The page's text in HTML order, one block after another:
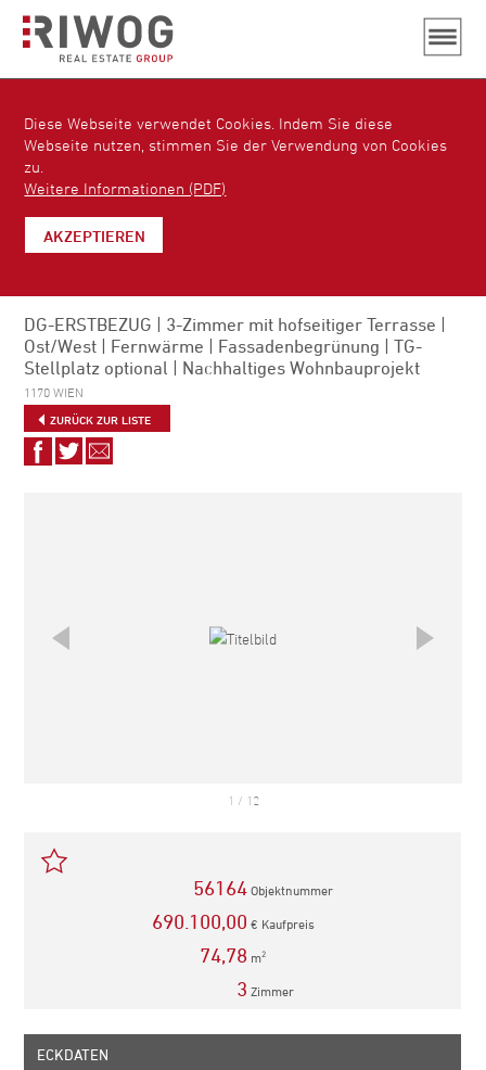
Diese Webseite verwendet Cookies. Indem Sie diese
Webseite nutzen, stimmen Sie der Verwendung von Cookies
zu.
Weitere Informationen (PDF)
AKZEPTIEREN
DG-ERSTBEZUG | 3-Zimmer mit hofseitiger Terrasse |
Ost/West | Fernwärme | Fassadenbegrünung | TG-
Stellplatz optional | Nachhaltiges Wohnbauprojekt
1170 WIEN
ZURÜCK ZUR LISTE
Auf
Facebook
Auf
Twitter
Via
E-
1 / 12
56164 Objektnummer
690.100,00 € Kaufpreis
74,78 m2
3 Zimmer
ECKDATEN